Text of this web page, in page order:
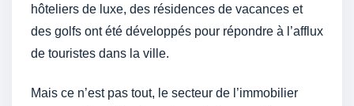
hôteliers de luxe, des résidences de vacances et
des golfs ont été développés pour répondre à l’afflux
de touristes dans la ville.
Mais ce n’est pas tout, le secteur de l’immobilier